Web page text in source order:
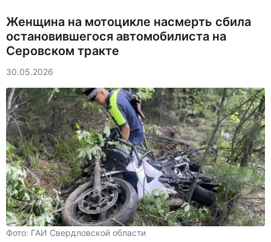
Женщина на мотоцикле насмерть сбила
остановившегося автомобилиста на
Серовском тракте
30.05.2026
Фото: ГАИ Свердловской области